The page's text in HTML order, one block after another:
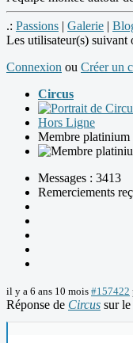
.: Passions | Galerie |
Les utilisateur(s) suivant
Connexion ou Créer un
Circus
Hors Ligne
Membre platinium
Messages : 3413
Remerciements
il y a 6 ans 10 mois #157422
Réponse de Circus sur